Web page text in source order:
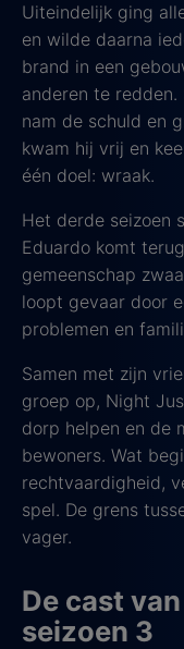
Uiteindelijk ging
en wilde daarna
brand in een
anderen te
nam de schuld en
kwam hij vrij en
één doel: wraak.
Het derde seizoen
Eduardo komt
gemeenschap
loopt gevaar door
problemen en
Samen met zijn
groep op, Night
dorp helpen en de
bewoners. Wat
rechtvaardigheid,
spel. De grens
vager.
De cast
seizoen 3